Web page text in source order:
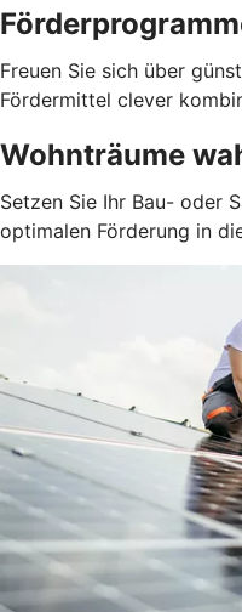
Freuen Sie sich über
Fördermittel clever
Wohnträume
Setzen Sie Ihr Bau- oder
optimalen Förderung in